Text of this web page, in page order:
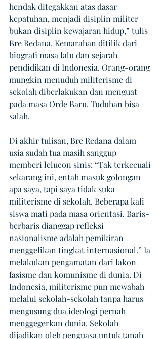
hendak ditegakkan atas dasar
kepatuhan, menjadi disiplin militer
bukan disiplin kewajaran hidup,” tulis
Bre Redana. Kemarahan ditilik dari
biografi masa lalu dan sejarah
pendidikan di Indonesia. Orang-orang
mungkin menuduh militerisme di
sekolah diberlakukan dan menguat
pada masa Orde Baru. Tuduhan bisa
salah.
Di akhir tulisan, Bre Redana dalam
usia sudah tua masih sanggup
memberi lelucon sinis: “Tak terkecuali
sekarang ini, entah masuk golongan
apa saya, tapi saya tidak suka
militerisme di sekolah. Beberapa kali
siswa mati pada masa orientasi. Baris-
berbaris dianggap refleksi
nasionalisme adalah pemikiran
menggelikan tingkat internasional.” Ia
melakukan pengamatan dari lakon
fasisme dan komunisme di dunia. Di
Indonesia, militerisme pun mewabah
melalui sekolah-sekolah tanpa harus
mengusung dua ideologi pernah
menggegerkan dunia. Sekolah
dijadikan oleh penguasa untuk tanah